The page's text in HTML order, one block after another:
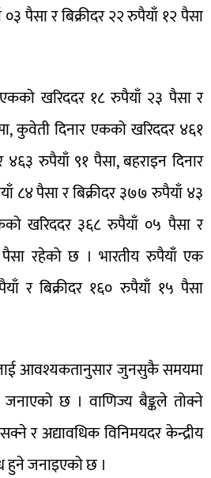
पैसा र बिक्रीदर २२ रुपैयाँ १२ पैसा
खरिददर १८ रुपैयाँ २३ पैसा र
कुवेती दिनार एकको खरिददर ४६१
४६३ रुपैयाँ ९१ पैसा, बहराइन दिनार
८४ पैसा र बिक्रीदर ३७७ रुपैयाँ ४३
खरिददर ३६८ रुपैयाँ ०५ पैसा र
पैसा रहेको छ । भारतीय रुपैयाँ एक
र बिक्रीदर १६० रुपैयाँ १५ पैसा
आवश्यकतानुसार जुनसुकै समयमा
छ । वाणिज्य बैङ्कले तोक्ने
र अद्यावधिक विनिमयदर केन्द्रीय
हुने जनाइएको छ ।